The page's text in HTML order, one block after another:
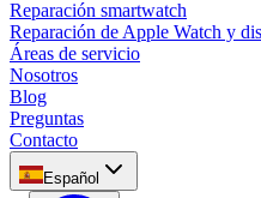
Reparación smartwatch
Reparación de Apple Watch y
Áreas de servicio
Nosotros
Blog
Preguntas
Contacto
Español